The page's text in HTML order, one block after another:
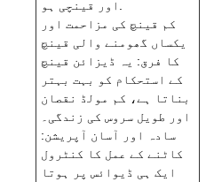
کم قینچ کی مزاحمت اور
یکساں گھومنے والی قینچ
کا فرق: یہ ڈیزائن قینچ
کے استحکام کو بہت بہتر
بناتا ہے، کم مولڈ نقصان
اور طویل سروس کی زندگی۔
سادہ اور آسان آپریشن:
کاٹنے کے عمل کا کنٹرول
ایک ہی ڈیوائس پر ہوتا